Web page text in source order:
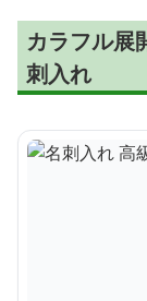
カラフル展
刺入れ